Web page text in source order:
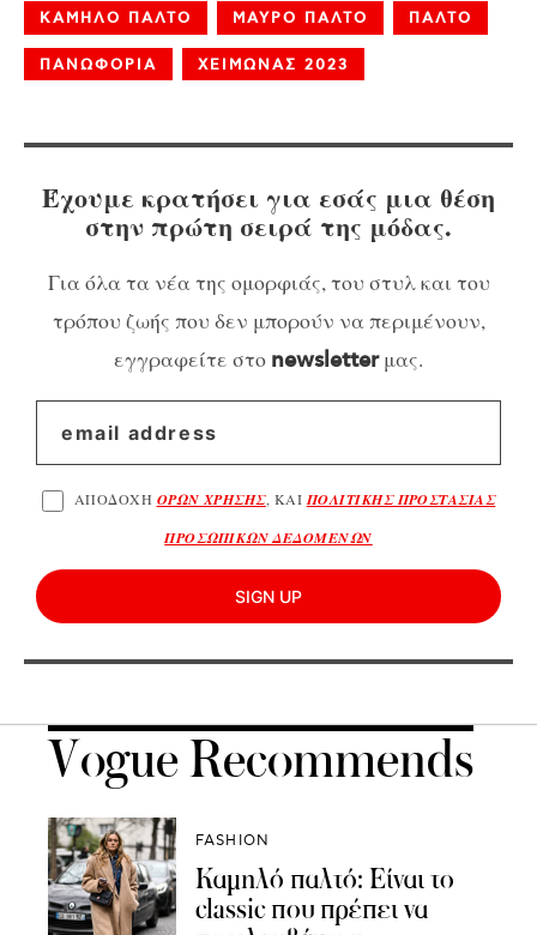
ΚΑΜΗΛΟ ΠΑΛΤΟ ΜΑΥΡΟ ΠΑΛΤΟ ΠΑΛΤΟ
ΠΑΝΩΦΟΡΙΑ ΧΕΙΜΩΝΑΣ 2023
Έχουμε κρατήσει για εσάς μια θέση
στην πρώτη σειρά της μόδας.
Για όλα τα νέα της ομορφιάς, του στυλ και του
τρόπου ζωής που δεν μπορούν να περιμένουν,
εγγραφείτε στο newsletterμας.
ΑΠΟΔΟΧΗ ΟΡΩΝ ΧΡΗΣΗΣ, ΚΑΙ ΠΟΛΙΤΙΚΗΣ ΠΡΟΣΤΑΣΙΑΣ
ΠΡΟΣΩΠΙΚΩΝ ΔΕΔΟΜΕΝΩΝ
SIGN UP
Vogue Recommends
FASHION
Καμηλό παλτό: Είναι το
classic που πρέπει να